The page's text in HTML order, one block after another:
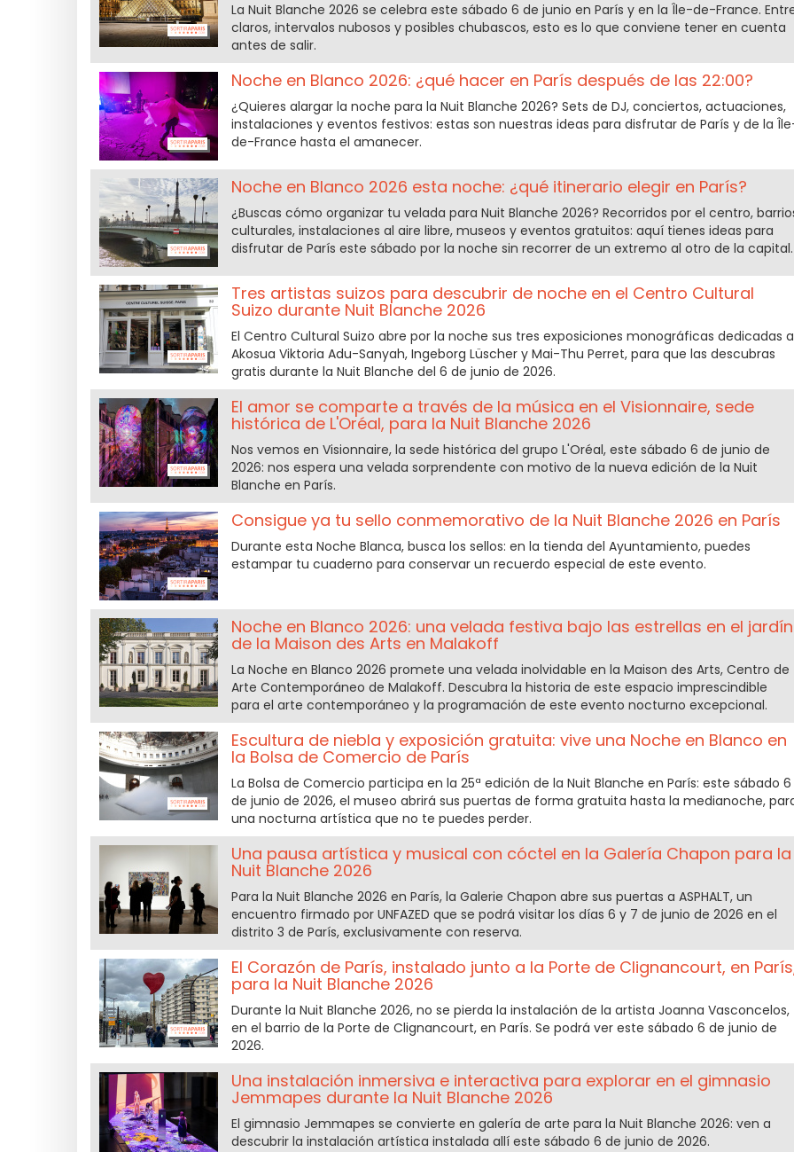
La Nuit Blanche 2026 se celebra este sábado 6 de junio en París y en la Île-de-France.
claros, intervalos nubosos y posibles chubascos, esto es lo que conviene tener en cuenta
antes de salir.
Noche en Blanco 2026: ¿qué hacer en París después de las 22:00?
¿Quieres alargar la noche para la Nuit Blanche 2026? Sets de DJ, conciertos, actuaciones,
instalaciones y eventos festivos: estas son nuestras ideas para disfrutar de París y de la
de-France hasta el amanecer.
Noche en Blanco 2026 esta noche: ¿qué itinerario elegir en París?
¿Buscas cómo organizar tu velada para Nuit Blanche 2026? Recorridos por el centro,
culturales, instalaciones al aire libre, museos y eventos gratuitos: aquí tienes ideas para
disfrutar de París este sábado por la noche sin recorrer de un extremo al otro de la capital.
Tres artistas suizos para descubrir de noche en el Centro Cultural
Suizo durante Nuit Blanche 2026
El Centro Cultural Suizo abre por la noche sus tres exposiciones monográficas dedicadas a
Akosua Viktoria Adu-Sanyah, Ingeborg Lüscher y Mai-Thu Perret, para que las descubras
gratis durante la Nuit Blanche del 6 de junio de 2026.
El amor se comparte a través de la música en el Visionnaire, sede
histórica de L'Oréal, para la Nuit Blanche 2026
Nos vemos en Visionnaire, la sede histórica del grupo L'Oréal, este sábado 6 de junio de
2026: nos espera una velada sorprendente con motivo de la nueva edición de la Nuit
Blanche en París.
Consigue ya tu sello conmemorativo de la Nuit Blanche 2026 en París
Durante esta Noche Blanca, busca los sellos: en la tienda del Ayuntamiento, puedes
estampar tu cuaderno para conservar un recuerdo especial de este evento.
Noche en Blanco 2026: una velada festiva bajo las estrellas en el jardín
de la Maison des Arts en Malakoff
La Noche en Blanco 2026 promete una velada inolvidable en la Maison des Arts, Centro de
Arte Contemporáneo de Malakoff. Descubra la historia de este espacio imprescindible
para el arte contemporáneo y la programación de este evento nocturno excepcional.
Escultura de niebla y exposición gratuita: vive una Noche en Blanco en
la Bolsa de Comercio de París
La Bolsa de Comercio participa en la 25ª edición de la Nuit Blanche en París: este sábado 6
de junio de 2026, el museo abrirá sus puertas de forma gratuita hasta la medianoche,
una nocturna artística que no te puedes perder.
Una pausa artística y musical con cóctel en la Galería Chapon para la
Nuit Blanche 2026
Para la Nuit Blanche 2026 en París, la Galerie Chapon abre sus puertas a ASPHALT, un
encuentro firmado por UNFAZED que se podrá visitar los días 6 y 7 de junio de 2026 en el
distrito 3 de París, exclusivamente con reserva.
El Corazón de París, instalado junto a la Porte de Clignancourt, en
para la Nuit Blanche 2026
Durante la Nuit Blanche 2026, no se pierda la instalación de la artista Joanna Vasconcelos,
en el barrio de la Porte de Clignancourt, en París. Se podrá ver este sábado 6 de junio de
2026.
Una instalación inmersiva e interactiva para explorar en el gimnasio
Jemmapes durante la Nuit Blanche 2026
El gimnasio Jemmapes se convierte en galería de arte para la Nuit Blanche 2026: ven a
descubrir la instalación artística instalada allí este sábado 6 de junio de 2026.